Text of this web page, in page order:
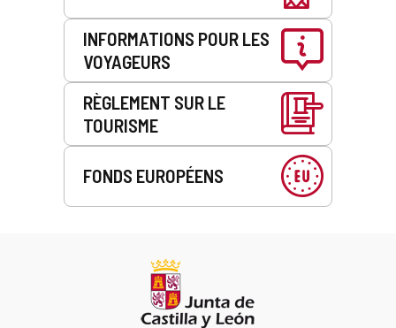
INFORMATIONS POUR LES
VOYAGEURS
RÈGLEMENT SUR LE
TOURISME
FONDS EUROPÉENS